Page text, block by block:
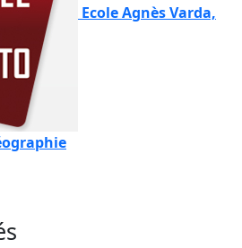
Ecole Agnès Varda,